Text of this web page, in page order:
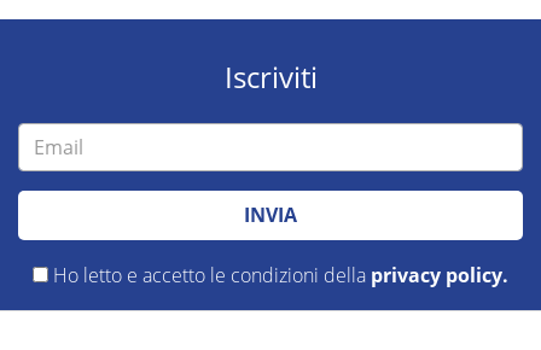
Iscriviti
INVIA
Ho letto e accetto le condizioni della privacy policy.